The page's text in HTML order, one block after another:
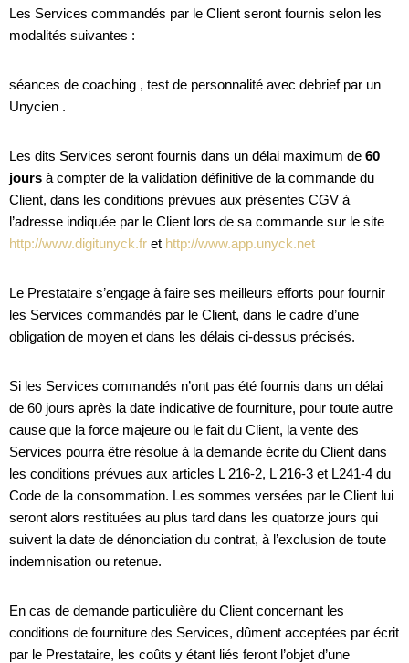
Les Services commandés par le Client seront fournis selon les
modalités suivantes :
séances de coaching , test de personnalité avec debrief par un
Unycien .
Les dits Services seront fournis dans un délai maximum de 60
jours à compter de la validation définitive de la commande du
Client, dans les conditions prévues aux présentes CGV à
l’adresse indiquée par le Client lors de sa commande sur le site
http://www.digitunyck.fr et http://www.app.unyck.net
Le Prestataire s’engage à faire ses meilleurs efforts pour fournir
les Services commandés par le Client, dans le cadre d’une
obligation de moyen et dans les délais ci-dessus précisés.
Si les Services commandés n’ont pas été fournis dans un délai
de 60 jours après la date indicative de fourniture, pour toute autre
cause que la force majeure ou le fait du Client, la vente des
Services pourra être résolue à la demande écrite du Client dans
les conditions prévues aux articles L 216-2, L 216-3 et L241-4 du
Code de la consommation. Les sommes versées par le Client lui
seront alors restituées au plus tard dans les quatorze jours qui
suivent la date de dénonciation du contrat, à l’exclusion de toute
indemnisation ou retenue.
En cas de demande particulière du Client concernant les
conditions de fourniture des Services, dûment acceptées par écrit
par le Prestataire, les coûts y étant liés feront l’objet d’une